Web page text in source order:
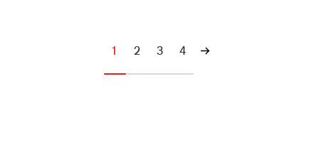
1 2 3 4